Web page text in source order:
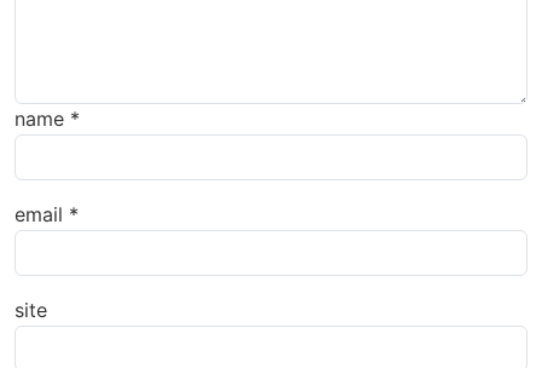
name *
email *
site